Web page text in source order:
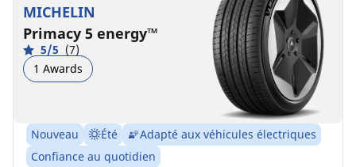
MICHELIN
Primacy 5 energy™
5/5 (7)
1 Awards
Nouveau Été
Adapté aux véhicules électriques
Confiance au quotidien